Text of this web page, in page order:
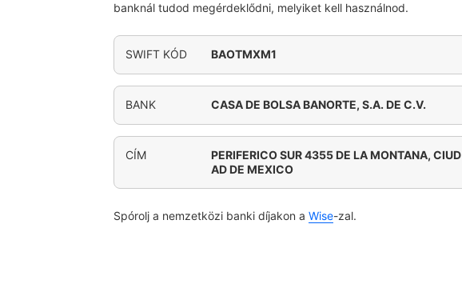
banknál tudod megérdeklődni, melyiket kell használnod.
SWIFT KÓD BAOTMXM1
BANK CASA DE BOLSA BANORTE, S.A. DE C.V.
CÍM
PERIFERICO SUR 4355 DE LA MONTANA, CIUD
AD DE MEXICO
Spórolj a nemzetközi banki díjakon a Wise-zal.